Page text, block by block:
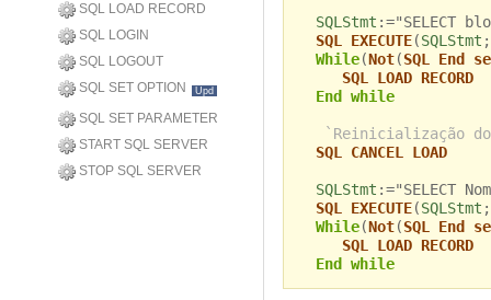
SQL LOAD RECORD
SQL LOGIN
SQL LOGOUT
SQL SET OPTION
Upd
SQL SET PARAMETER
START SQL SERVER
STOP SQL SERVER
SQLStmt :="SELECT
SQL EXECUTE(SQLStmt
While(Not(SQL End
SQL LOAD RECORD
End while
`Reinicialização
SQL CANCEL LOAD
SQLStmt :="SELECT
SQL EXECUTE(SQLStmt
While(Not(SQL End
SQL LOAD RECORD
End while